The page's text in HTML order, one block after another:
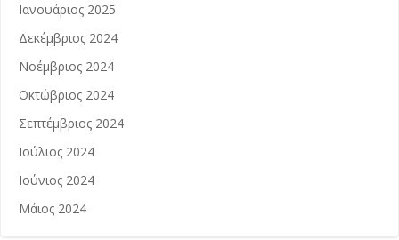
Ιανουάριος 2025
Δεκέμβριος 2024
Νοέμβριος 2024
Οκτώβριος 2024
Σεπτέμβριος 2024
Ιούλιος 2024
Ιούνιος 2024
Μάιος 2024